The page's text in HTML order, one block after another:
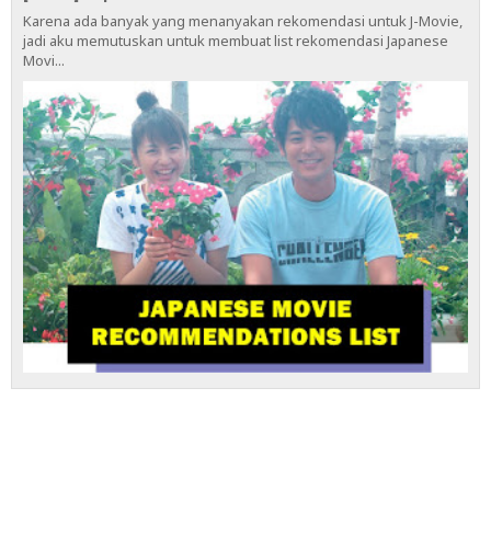
Karena ada banyak yang menanyakan rekomendasi untuk J-Movie,
jadi aku memutuskan untuk membuat list rekomendasi Japanese
Movi...